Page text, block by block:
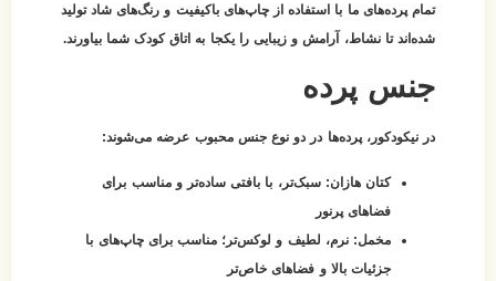
تمام پرده‌های ما با استفاده از چاپ‌های باکیفیت و رنگ‌های شاد تولید
شده‌اند تا نشاط، آرامش و زیبایی را یکجا به اتاق کودک شما بیاورند.
جنس پرده
در نیکودکور، پرده‌ها در دو نوع جنس محبوب عرضه می‌شوند:
کتان هازان: سبک‌تر، با بافتی ساده‌تر و مناسب برای
فضاهای پرنور
مخمل: نرم، لطیف و لوکس‌تر؛ مناسب برای چاپ‌های با
جزئیات بالا و فضاهای خاص‌تر